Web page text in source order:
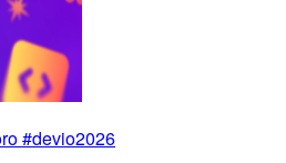
#devio2026